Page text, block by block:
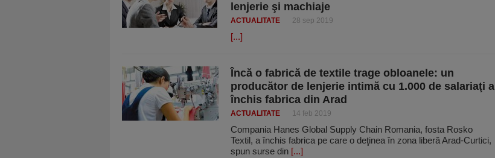
lenjerie şi machiaje
ACTUALITATE 28 sep 2019
[...]
Încă o fabrică de textile trage obloanele: un
producător de lenjerie intimă cu 1.000 de salariaţi a
închis fabrica din Arad
ACTUALITATE 14 feb 2019
Compania Hanes Global Supply Chain Romania, fosta Rosko
Textil, a închis fabrica pe care o deţinea în zona liberă Arad-Curtici,
spun surse din [...]